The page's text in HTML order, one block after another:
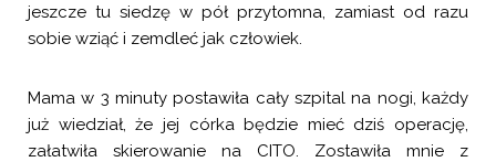
jeszcze tu siedzę w pół przytomna, zamiast od razu
sobie wziąć i zemdleć jak człowiek.
Mama w 3 minuty postawiła cały szpital na nogi, każdy
już wiedział, że jej córka będzie mieć dziś operację,
załatwiła skierowanie na CITO. Zostawiła mnie z